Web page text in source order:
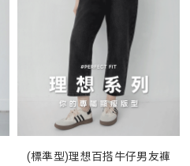
(標準型)理想百搭牛仔男友褲